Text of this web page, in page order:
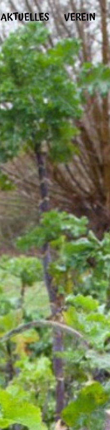
AKTUELLES VEREIN